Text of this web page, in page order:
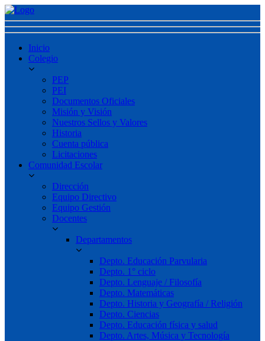
Inicio
Colegio
PEP
PEI
Documentos Oficiales
Misión y Visión
Nuestros Sellos y Valores
Historia
Cuenta pública
Licitaciones
Comunidad Escolar
Dirección
Equipo Directivo
Equipo Gestión
Docentes
Departamentos
Depto. Educación Parvularia
Depto. 1° ciclo
Depto. Lenguaje / Filosofía
Depto. Matemáticas
Depto. Historia y Geografía / Religión
Depto. Ciencias
Depto. Educación física y salud
Depto. Artes, Música y Tecnología